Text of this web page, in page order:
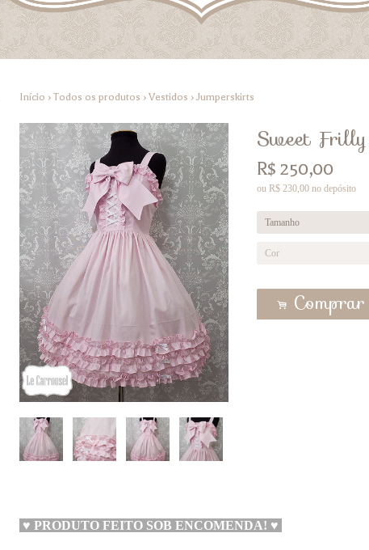
Início › Todos os produtos › Vestidos › Jumperskirts
Sweet
R$ 250,00
ou R$ 230,00 no depósito
. Comprar
♥ PRODUTO FEITO SOB ENCOMENDA! ♥